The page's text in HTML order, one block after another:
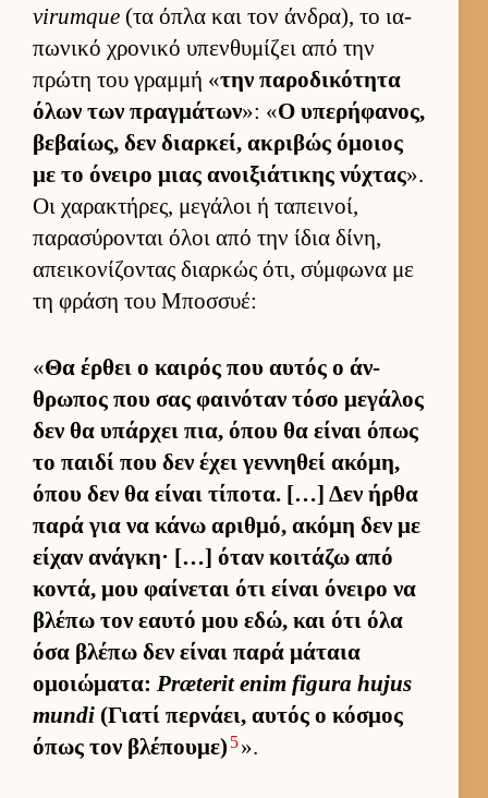
virumque (τα όπλα και τον άν­δρα), το ια­
πωνικό χρονικό υπεν­θυμίζει από την
πρώτη του γραμμή «την παροδικότητα
όλων των πραγ­μάτων»: «Ο υπερήφανος,
βεβαί­ως, δεν διαρ­κεί, ακριβώς όμοιος
με το όνειρο μιας ανοι­ξιάτικης νύχτας».
Οι χαρακτήρες, μεγάλοι ή ταπει­νοί,
παρασύρονται όλοι από την ίδια δίνη,
απει­κονίζοντας διαρ­κώς ότι, σύμ­φωνα με
τη φράση του Μποσ­συέ:
«Θα έρ­θει ο και­ρός που αυ­τός ο άν­
θρωπος που σας φαι­νόταν τόσο μεγάλος
δεν θα υπάρ­χει πια, όπου θα εί­ναι όπως
το παιδί που δεν έχει γεν­νηθεί ακόμη,
όπου δεν θα εί­ναι τίποτα. […] Δεν ήρθα
παρά για να κάνω αριθ­μό, ακόμη δεν με
εί­χαν ανάγκη· […] όταν κοι­τάζω από
κοντά, μου φαί­νεται ότι εί­ναι όνειρο να
βλέπω τον εαυτό μου εδώ, και ότι όλα
όσα βλέπω δεν εί­ναι παρά μάταια
ομοιώματα: Præterit enim figura hujus
mundi (Γιατί περ­νάει, αυ­τός ο κόσμος
όπως τον βλέπου­με) 5».